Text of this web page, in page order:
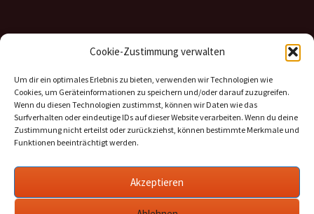
Cookie-Zustimmung verwalten
Um dir ein optimales Erlebnis zu bieten, verwenden wir Technologien wie
Cookies, um Geräteinformationen zu speichern und/oder darauf zuzugreifen.
Wenn du diesen Technologien zustimmst, können wir Daten wie das
Surfverhalten oder eindeutige IDs auf dieser Website verarbeiten. Wenn du deine
Zustimmung nicht erteilst oder zurückziehst, können bestimmte Merkmale und
Funktionen beeinträchtigt werden.
Akzeptieren
Archiv
Informationen
Datenschutz